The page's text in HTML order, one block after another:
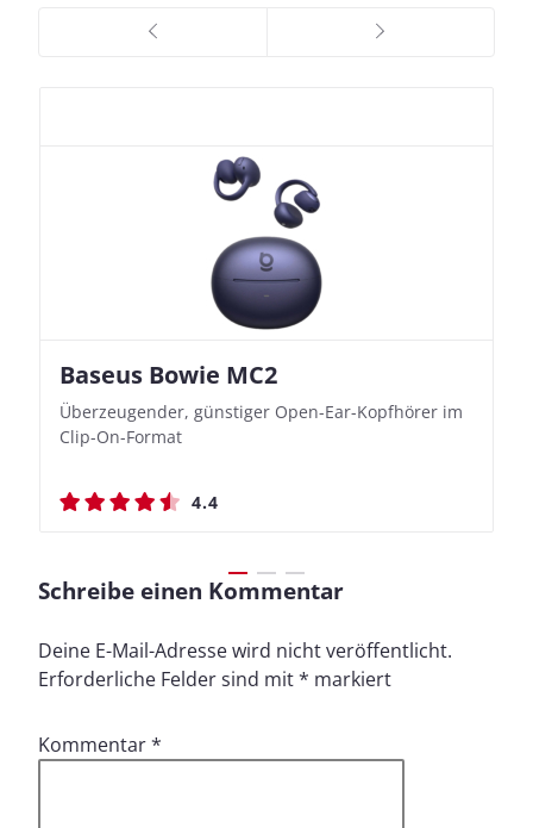
Baseus Bowie MC2
Überzeugender, günstiger Open-Ear-Kopfhörer im
Clip-On-Format
4.4
Nothing Ear (3a)
Bassbetonte True Wireless In-Ears mit cleveren
Aufnahmefunktionen
4.4
JBL Live 780NC
Stylischer Over-Ear mit sattem Klang und
beeindruckender Ausdauer
4.5
JBL Live 780NC
Stylischer Over-Ear mit sattem Klang und
beeindruckender Ausdauer
4.5
Schreibe einen Kommentar
Deine E-Mail-Adresse wird nicht veröffentlicht.
Erforderliche Felder sind mit* markiert
Kommentar*